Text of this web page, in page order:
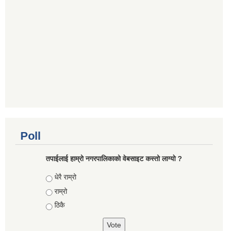
Poll
तपाईलाई हाम्रो नगरपालिकाको वेबसाइट कस्तो लाग्यो ?
Choices
धेरै राम्रो
राम्रो
ठिकै